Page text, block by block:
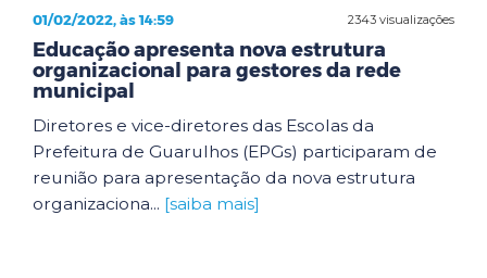
2343 visualizações
01/02/2022, às 14:59
Educação apresenta nova estrutura
organizacional para gestores da rede
municipal
Diretores e vice-diretores das Escolas da
Prefeitura de Guarulhos (EPGs) participaram de
reunião para apresentação da nova estrutura
organizaciona... [saiba mais]